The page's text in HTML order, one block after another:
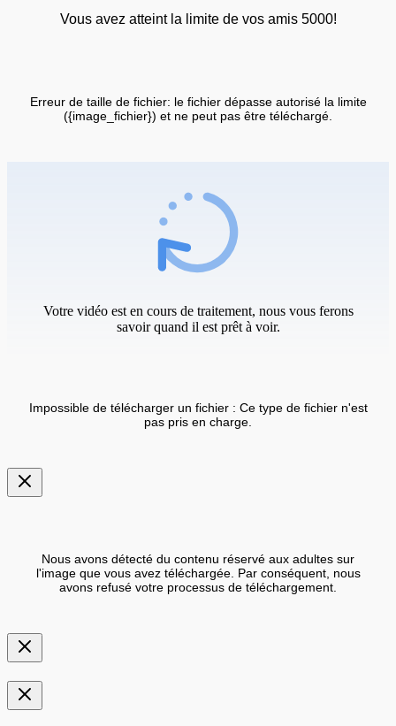
Vous avez atteint la limite de vos amis 5000!
Erreur de taille de fichier: le fichier dépasse autorisé la limite
({image_fichier}) et ne peut pas être téléchargé.
Votre vidéo est en cours de traitement, nous vous ferons
savoir quand il est prêt à voir.
Impossible de télécharger un fichier : Ce type de fichier n'est
pas pris en charge.
Nous avons détecté du contenu réservé aux adultes sur
l'image que vous avez téléchargée. Par conséquent, nous
avons refusé votre processus de téléchargement.